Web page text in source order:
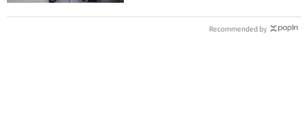
Recommended by